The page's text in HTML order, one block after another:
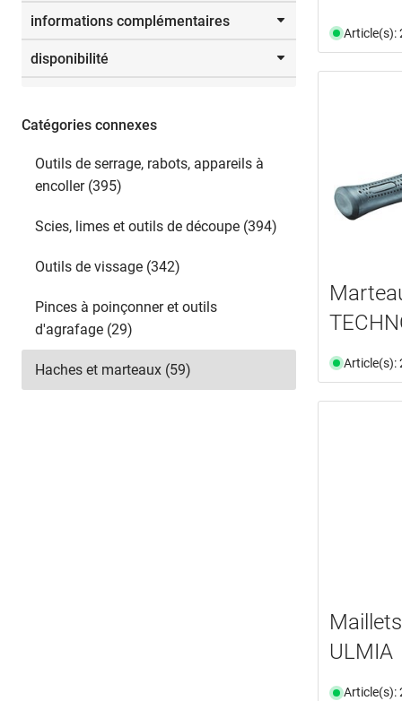
Sélectionner
hêtre (1)
informations complémentaires
document
disponibilité
n'est plus disponible
Catégories connexes
Outils de serrage, rabots, appareils à
encoller (395)
Scies, limes et outils de découpe (394)
Outils de vissage (342)
Pinces à poinçonner et outils
d'agrafage (29)
Haches et marteaux (59)
Article(s):
Article(s):
ULMIA
Article(s):